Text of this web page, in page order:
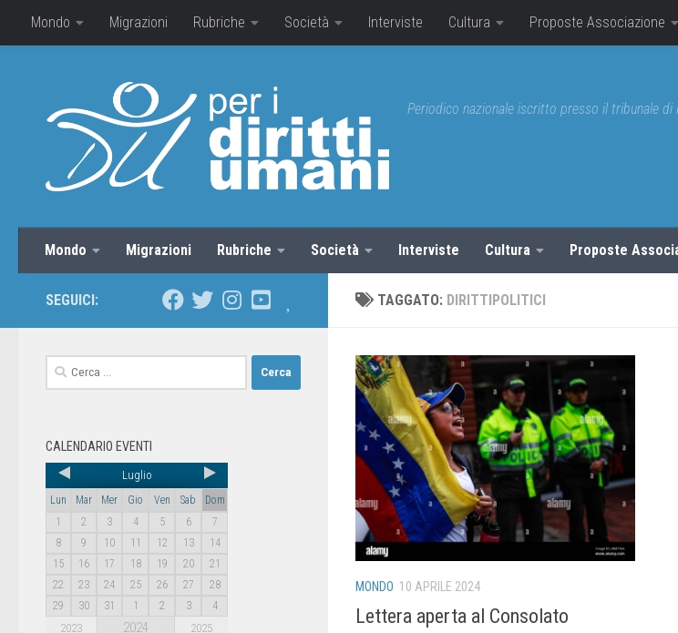
Mondo Migrazioni Rubriche Società Interviste Cultura Proposte Associazione
Periodico nazionale iscritto presso il tribunale
Mondo Migrazioni Rubriche Società Interviste Cultura Proposte
TAGGATO: DIRITTIPOLITICI
MONDO 10 APRILE 2024
Lettera aperta al Consolato
SEGUICI:
CALENDARIO EVENTI
Luglio
Lun Mar Mer Gio Ven Sab
Dom
1
2 3 4 5 6
7
8
9 10 11 12 13
14
15
16 17 18 19 20
21
22
23 24 25 26 27
28
29
30 31 1 2 3 4
2023 2024 2025